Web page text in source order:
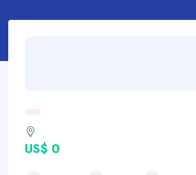
US$ 0